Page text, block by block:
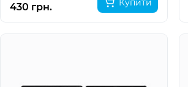
430 грн. Купити